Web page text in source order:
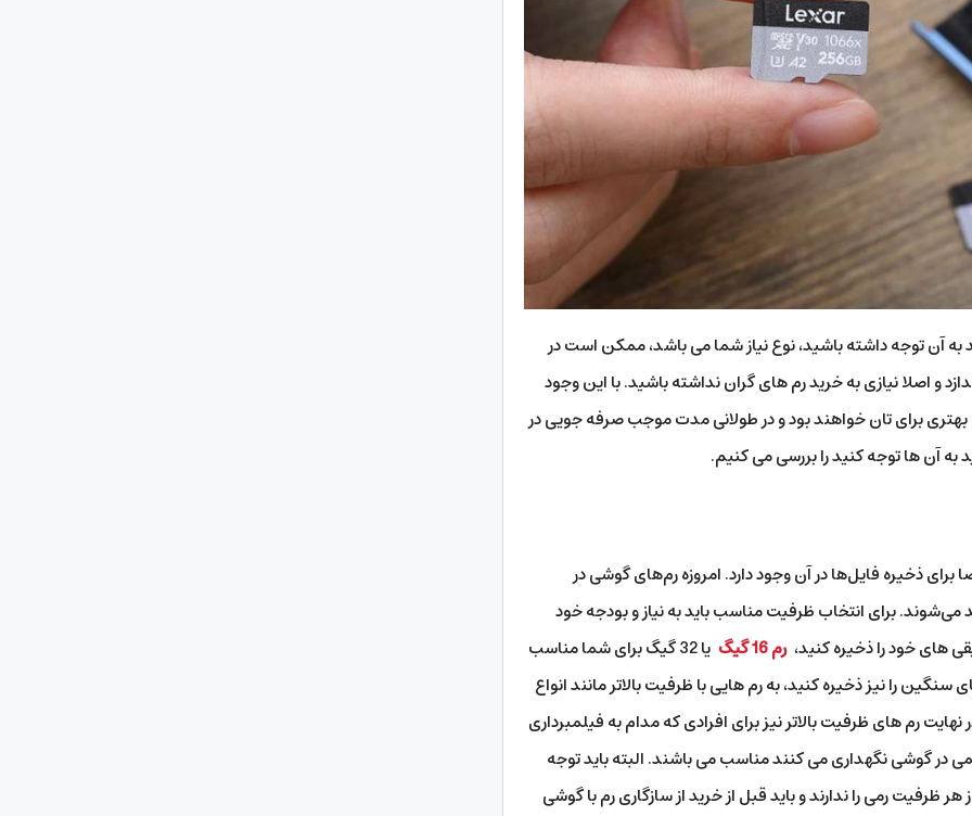
به آن توجه داشته باشید، نوع نیاز شما می باشد، ممکن است در
و اصلا نیازی به خرید رم های گران نداشته باشید. با این وجود
بهتری برای تان خواهند بود و در طولانی مدت موجب صرفه جویی در
به آن ها توجه کنید را بررسی می کنیم.
ذخیره فایل‌ها در آن وجود دارد. امروزه رم‌های گوشی در
8 گیگابایت تا 1 ترابایت تولید می‌شوند. برای انتخاب ظرفیت مناسب باید به نیاز و بودجه خود
های خود را ذخیره کنید،رم 16 گیگ
یا 32 گیگ برای شما مناسب
را نیز ذخیره کنید، به رم هایی با ظرفیت بالاتر مانند انواع
داشت. در نهایت رم های ظرفیت بالاتر نیز برای افرادی که مدام به فیلمبرداری
در گوشی نگهداری می کنند مناسب می باشند. البته باید توجه
ظرفیت رمی را ندارند و باید قبل از خرید از سازگاری رم با گوشی